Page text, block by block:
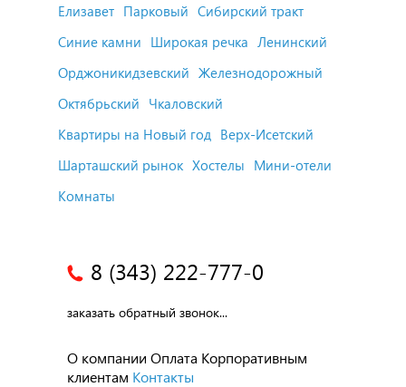
Елизавет Парковый Сибирский тракт
Синие камни Широкая речка Ленинский
Орджоникидзевский Железнодорожный
Октябрьский Чкаловский
Квартиры на Новый год Верх-Исетский
Шарташский рынок Хостелы Мини-отели
Комнаты
8 (343) 222-777-0
заказать обратный звонок...
О компании Оплата Корпоративным
клиентам Контакты